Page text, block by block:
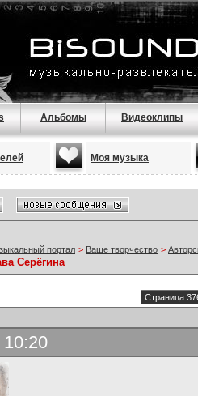
Альбомы Видеоклипы
Моя музыка
портал > Ваше творчество >
Серёгина
Страница